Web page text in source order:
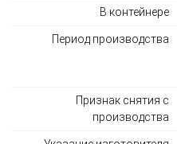
В контейнере
Период производства
Признак снятия с
производства